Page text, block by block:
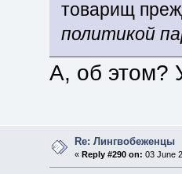
товарищ
политикой
А, об этом?
Re: Лингвобеженцы
«Reply #290 on: 03 June